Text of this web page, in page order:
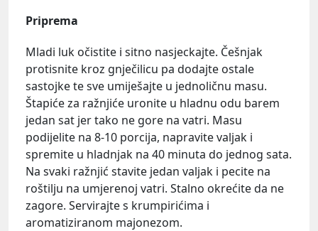
Priprema
Mladi luk očistite i sitno nasjeckajte. Češnjak
protisnite kroz gnječilicu pa dodajte ostale
sastojke te sve umiješajte u jednoličnu masu.
Štapiće za ražnjiće uronite u hladnu odu barem
jedan sat jer tako ne gore na vatri. Masu
podijelite na 8-10 porcija, napravite valjak i
spremite u hladnjak na 40 minuta do jednog sata.
Na svaki ražnjić stavite jedan valjak i pecite na
roštilju na umjerenoj vatri. Stalno okrećite da ne
zagore. Servirajte s krumpirićima i
aromatiziranom majonezom.